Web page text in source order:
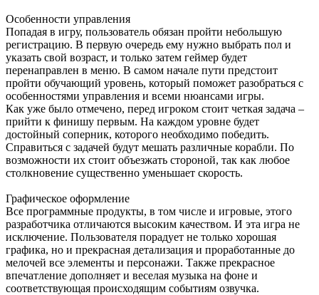
Особенности управления
Попадая в игру, пользователь обязан пройти небольшую
регистрацию. В первую очередь ему нужно выбрать пол и
указать свой возраст, и только затем геймер будет
перенаправлен в меню. В самом начале пути предстоит
пройти обучающий уровень, который поможет разобраться с
особенностями управления и всеми нюансами игры.
Как уже было отмечено, перед игроком стоит четкая задача –
прийти к финишу первым. На каждом уровне будет
достойный соперник, которого необходимо победить.
Справиться с задачей будут мешать различные корабли. По
возможности их стоит объезжать стороной, так как любое
столкновение существенно уменьшает скорость.
Графическое оформление
Все программные продукты, в том числе и игровые, этого
разработчика отличаются высоким качеством. И эта игра не
исключение. Пользователя порадует не только хорошая
графика, но и прекрасная детализация и проработанные до
мелочей все элементы и персонажи. Также прекрасное
впечатление дополняет и веселая музыка на фоне и
соответствующая происходящим событиям озвучка.